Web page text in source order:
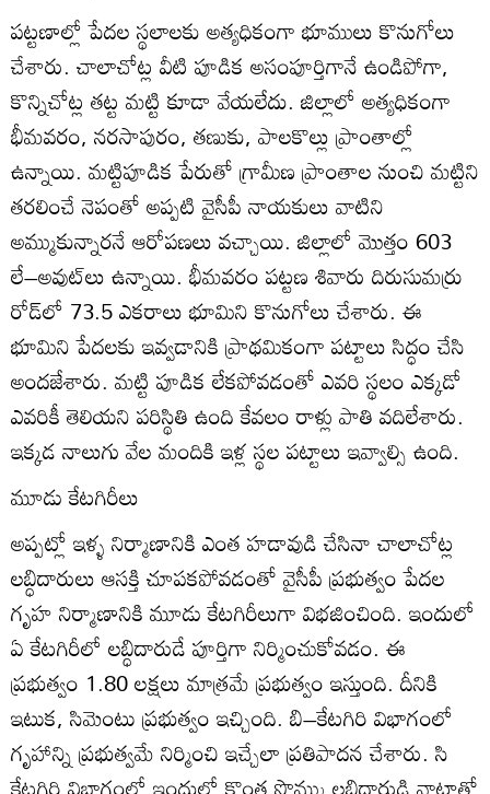
పట్టణాల్లో పేదల స్థలాలకు అత్యధికంగా భూములు కొనుగోలు
చేశారు. చాలాచోట్ల వీటి పూడిక అసంపూర్తిగానే ఉండిపోగా,
కొన్నిచోట్ల తట్ట మట్టి కూడా వేయలేదు. జిల్లాలో అత్యధికంగా
భీమవరం, నరసాపురం, తణుకు, పాలకొల్లు ప్రాంతాల్లో
ఉన్నాయి. మట్టిపూడిక పేరుతో గ్రామీణ ప్రాంతాల నుంచి మట్టిని
తరలించే నెపంతో అప్పటి వైసీపీ నాయకులు వాటిని
అమ్ముకున్నారనే ఆరోపణలు వచ్చాయి. జిల్లాలో మొత్తం 603
లే–అవుట్‌లు ఉన్నాయి. భీమవరం పట్టణ శివారు దిరుసుమర్రు
రోడ్‌లో 73.5 ఎకరాలు భూమిని కొనుగోలు చేశారు. ఈ
భూమిని పేదలకు ఇవ్వడానికి ప్రాథమికంగా పట్టాలు సిద్ధం చేసి
అందజేశారు. మట్టి పూడిక లేకపోవడంతో ఎవరి స్థలం ఎక్కడో
ఎవరికీ తెలియని పరిస్థితి ఉంది కేవలం రాళ్లు పాతి వదిలేశారు.
ఇక్కడ నాలుగు వేల మందికి ఇళ్ల స్థల పట్టాలు ఇవ్వాల్సి ఉంది.
మూడు కేటగిరీలు
అప్పట్లో ఇళ్ళ నిర్మాణానికి ఎంత హడావుడి చేసినా చాలాచోట్ల
లబ్ధిదారులు ఆసక్తి చూపకపోవడంతో వైసీపీ ప్రభుత్వం పేదల
గృహ నిర్మాణానికి మూడు కేటగిరీలుగా విభజించింది. ఇందులో
ఏ కేటగిరీలో లబ్ధిదారుడే పూర్తిగా నిర్మించుకోవడం. ఈ
ప్రభుత్వం 1.80 లక్షలు మాత్రమే ప్రభుత్వం ఇస్తుంది. దీనికి
ఇటుక, సిమెంటు ప్రభుత్వం ఇచ్చింది. బి–కేటగిరి విభాగంలో
గృహాన్ని ప్రభుత్వమే నిర్మించి ఇచ్చేలా ప్రతిపాదన చేశారు. సి